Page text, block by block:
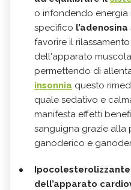
o infondendo energia
specifico l’adenosina
favorire il
dell'apparato
permettendo di
insonnia questo
quale sedativo e
manifesta effetti
sanguigna grazie alla
ganoderico e
dell’apparato